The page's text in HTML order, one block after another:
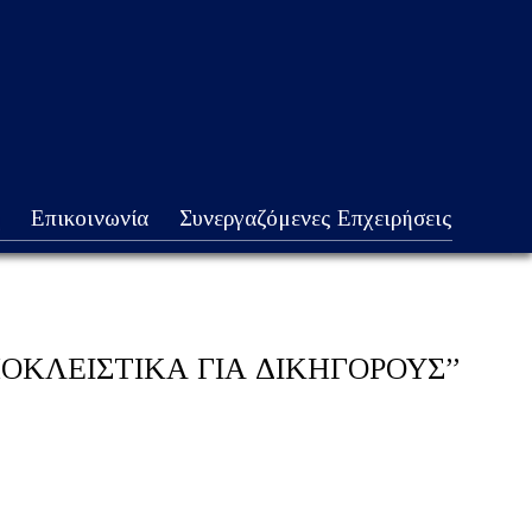
Επικοινωνία Συνεργαζόμενες Επχειρήσεις
ΓΙΑ ΔΙΚΗΓΟΡΟΥΣ”